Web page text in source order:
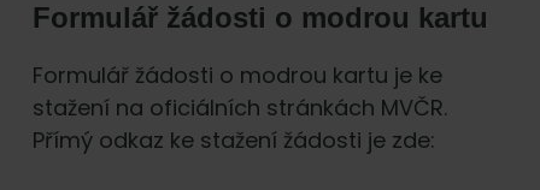
Formulář žádosti o modrou kartu
Formulář žádosti o modrou kartu je ke
stažení na oficiálních stránkách MVČR.
Přímý odkaz ke stažení žádosti je zde: